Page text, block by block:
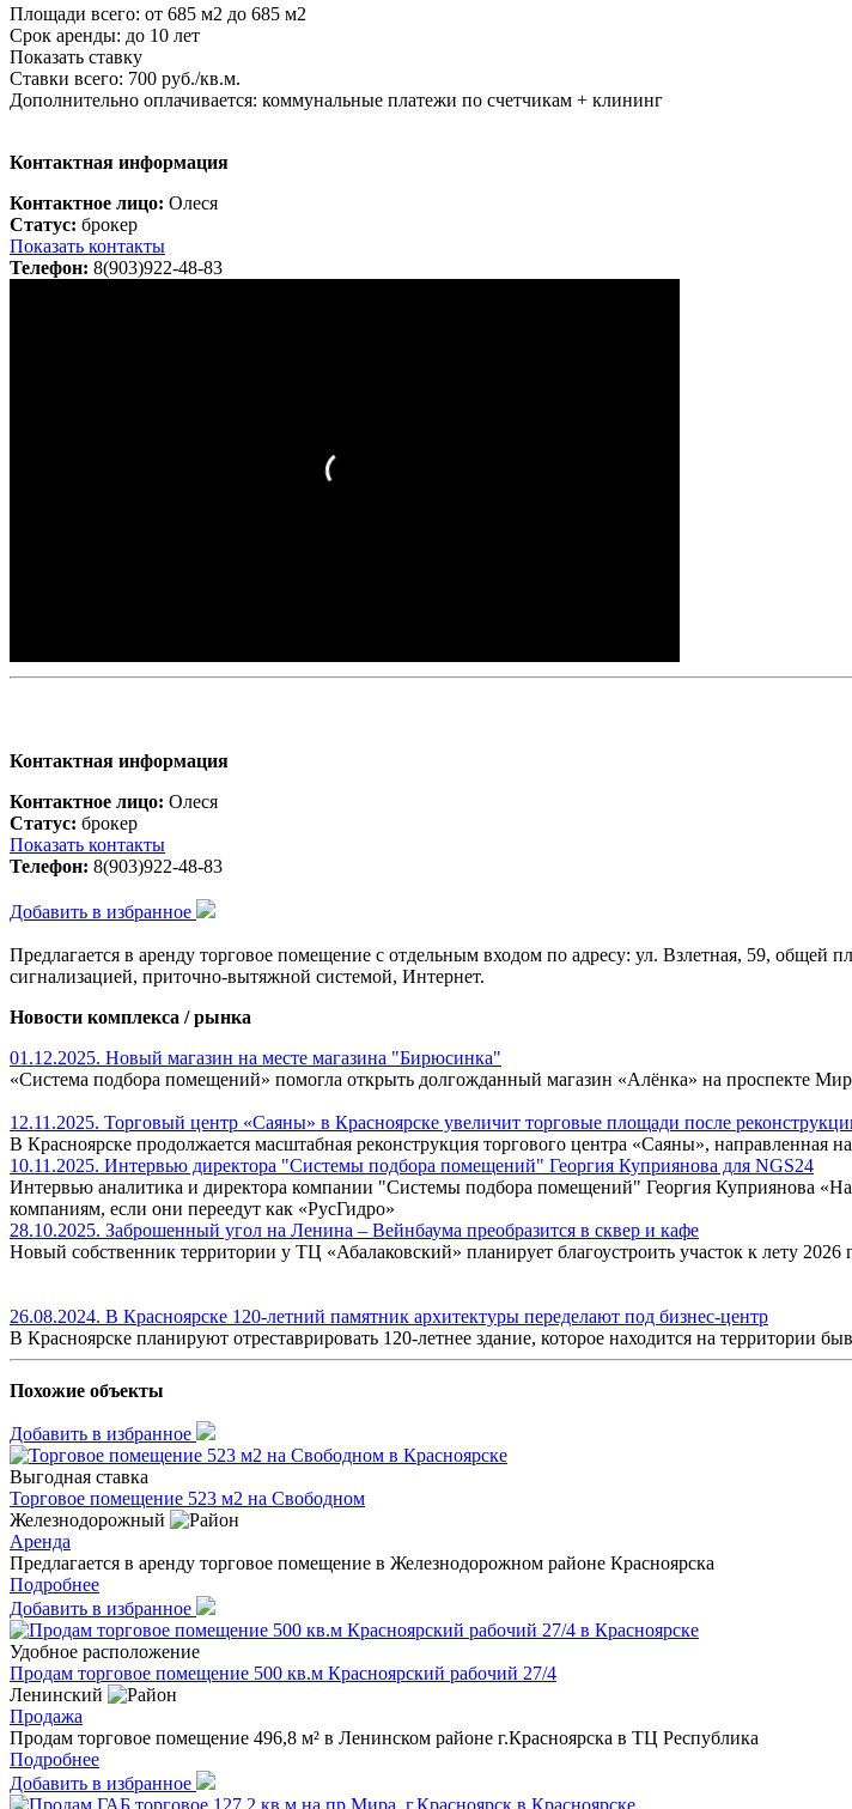
Площади всего: от 685 м2 до 685 м2
Срок аренды: до 10 лет
Показать ставку
Ставки всего: 700 руб./кв.м.
Дополнительно оплачивается: коммунальные платежи по счетчикам + клининг
Контактная информация
Контактное лицо: Олеся
Статус: брокер
Показать контакты
Телефон: 8(903)922-48-83
Контактная информация
Контактное лицо: Олеся
Статус: брокер
Показать контакты
Телефон: 8(903)922-48-83
Добавить в избранное
Предлагается в аренду торговое помещение с отдельным входом по адресу: ул. Взлетная, 59,
сигнализацией, приточно-вытяжной системой, Интернет.
Новости комплекса / рынка
01.12.2025. Новый магазин на месте магазина "Бирюсинка"
«Система подбора помещений» помогла открыть долгожданный магазин «Алёнка» на проспекте
12.11.2025. Торговый центр «Саяны» в Красноярске увеличит торговые площади после
В Красноярске продолжается масштабная реконструкция торгового центра «Саяны», направленная
10.11.2025. Интервью директора "Системы подбора помещений" Георгия Куприянова для NGS24
Интервью аналитика и директора компании "Системы подбора помещений" Георгия Куприянова
компаниям, если они переедут как «РусГидро»
28.10.2025. Заброшенный угол на Ленина – Вейнбаума преобразится в сквер и кафе
Новый собственник территории у ТЦ «Абалаковский» планирует благоустроить участок к лету 2026
26.08.2024. В Красноярске 120-летний памятник архитектуры переделают под бизнес-центр
В Красноярске планируют отреставрировать 120-летнее здание, которое находится на территории
Похожие объекты
Добавить в избранное
Выгодная ставка
Торговое помещение 523 м2 на Свободном
Железнодорожный
Аренда
Предлагается в аренду торговое помещение в Железнодорожном районе Красноярска
Подробнее
Добавить в избранное
Удобное расположение
Продам торговое помещение 500 кв.м Красноярский рабочий 27/4
Ленинский
Продажа
Продам торговое помещение 496,8 м² в Ленинском районе г.Красноярска в ТЦ Республика
Подробнее
Добавить в избранное